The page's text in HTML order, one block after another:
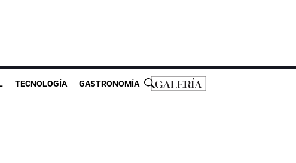
TECNOLOGÍA GASTRONOMÍA